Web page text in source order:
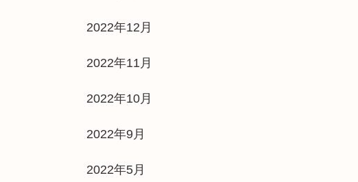
2022年12月
2022年11月
2022年10月
2022年9月
2022年5月